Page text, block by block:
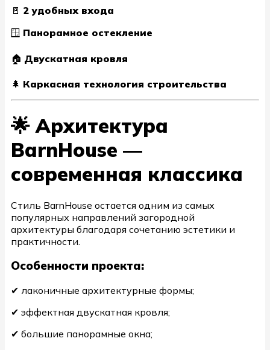
🚪 2 удобных входа
🪟 Панорамное остекление
🏠 Двускатная кровля
🌲 Каркасная технология строительства
🌟 Архитектура
BarnHouse —
современная классика
Стиль BarnHouse остается одним из самых
популярных направлений загородной
архитектуры благодаря сочетанию эстетики и
практичности.
Особенности проекта:
✔ лаконичные архитектурные формы;
✔ эффектная двускатная кровля;
✔ большие панорамные окна;